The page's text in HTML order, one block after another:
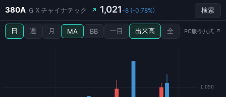
380A ＧＸチャイナテック ↗ 1,021 -8 (-0.78%) 検索
日 週 月 MA BB 一目 出来高 全 PC版令八式 ↗